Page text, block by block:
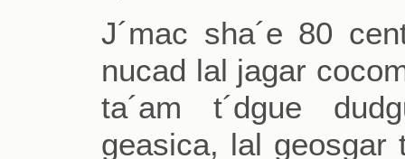
J´mac sha´e 80
nucad lal jagar
ta´am t´dgue
geasica, lal geosgar